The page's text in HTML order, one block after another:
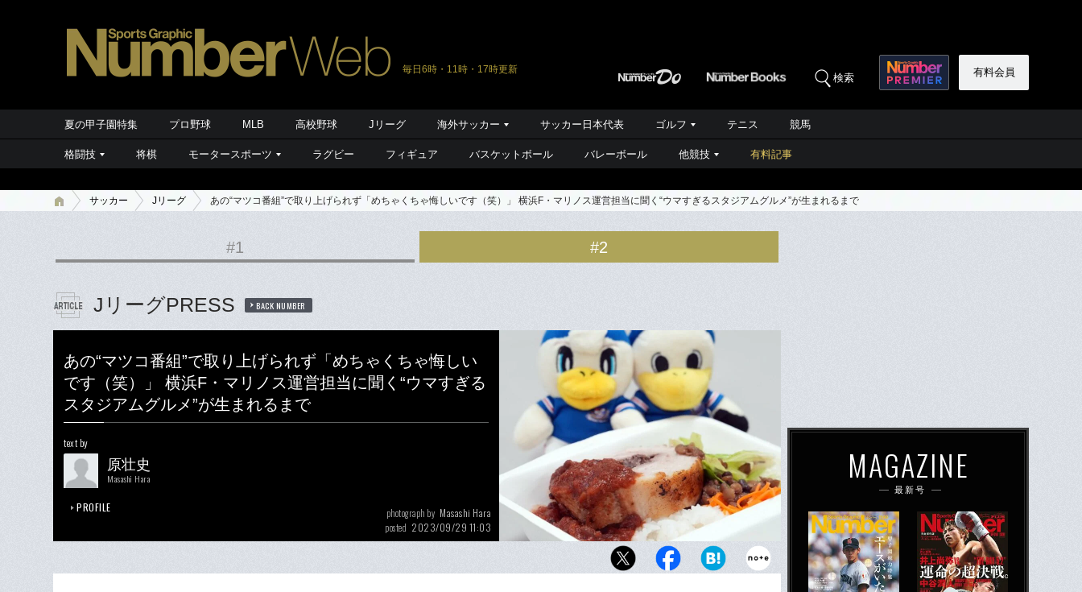
毎日6時・11時・17時更新
検索 有料会員
夏の甲子園特集 プロ野球 MLB 高校野球 Jリーグ 海外サッカー サッカー日本代表 ゴルフ テニス 競馬
格闘技 将棋 モータースポーツ ラグビー フィギュア バスケットボール バレーボール 他競技 有料記事
サッカー Jリーグ あの“マツコ番組”で取り上げられず「めちゃくちゃ悔しいです（笑）」 横浜F・マリノス運営担当に聞く“ウマすぎるスタジアムグルメ”が生まれるまで
#1 #2
JリーグPRESS BACK NUMBER
あの“マツコ番組”で取り上げられず「めちゃくちゃ悔しい
です（笑）」 横浜F・マリノス運営担当に聞く“ウマすぎる
スタジアムグルメ”が生まれるまで
text by
原壮史
Masashi Hara
PROFILE photograph by Masashi Hara
posted 2023/09/29 11:03
SNS上でもたびたび注目を集める「#マリノススタグル」
MAGAZINE
最新号